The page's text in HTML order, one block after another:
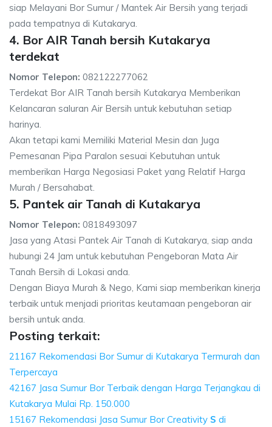
siap Melayani Bor Sumur / Mantek Air Bersih yang terjadi
pada tempatnya di Kutakarya.
4. Bor AIR Tanah bersih Kutakarya
terdekat
Nomor Telepon: 082122277062
Terdekat Bor AIR Tanah bersih Kutakarya Memberikan
Kelancaran saluran Air Bersih untuk kebutuhan setiap
harinya.
Akan tetapi kami Memiliki Material Mesin dan Juga
Pemesanan Pipa Paralon sesuai Kebutuhan untuk
memberikan Harga Negosiasi Paket yang Relatif Harga
Murah / Bersahabat.
5. Pantek air Tanah di Kutakarya
Nomor Telepon: 0818493097
Jasa yang Atasi Pantek Air Tanah di Kutakarya, siap anda
hubungi 24 Jam untuk kebutuhan Pengeboran Mata Air
Tanah Bersih di Lokasi anda.
Dengan Biaya Murah & Nego, Kami siap memberikan kinerja
terbaik untuk menjadi prioritas keutamaan pengeboran air
bersih untuk anda.
Posting terkait:
21167 Rekomendasi Bor Sumur di Kutakarya Termurah dan
Terpercaya
42167 Jasa Sumur Bor Terbaik dengan Harga Terjangkau di
Kutakarya Mulai Rp. 150.000
15167 Rekomendasi Jasa Sumur Bor Creativity S di